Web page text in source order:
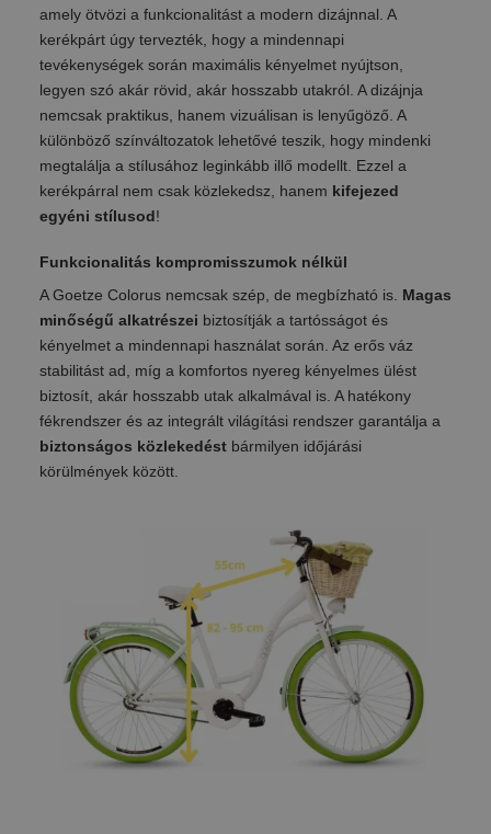
amely ötvözi a funkcionalitást a modern dizájnnal. A
kerékpárt úgy tervezték, hogy a mindennapi
tevékenységek során maximális kényelmet nyújtson,
legyen szó akár rövid, akár hosszabb utakról. A dizájnja
nemcsak praktikus, hanem vizuálisan is lenyűgöző. A
különböző színváltozatok lehetővé teszik, hogy mindenki
megtalálja a stílusához leginkább illő modellt. Ezzel a
kerékpárral nem csak közlekedsz, hanem kifejezed
egyéni stílusod!
Funkcionalitás kompromisszumok nélkül
A Goetze Colorus nemcsak szép, de megbízható is. Magas
minőségű alkatrészei biztosítják a tartósságot és
kényelmet a mindennapi használat során. Az erős váz
stabilitást ad, míg a komfortos nyereg kényelmes ülést
biztosít, akár hosszabb utak alkalmával is. A hatékony
fékrendszer és az integrált világítási rendszer garantálja a
biztonságos közlekedéstbármilyen időjárási
körülmények között.